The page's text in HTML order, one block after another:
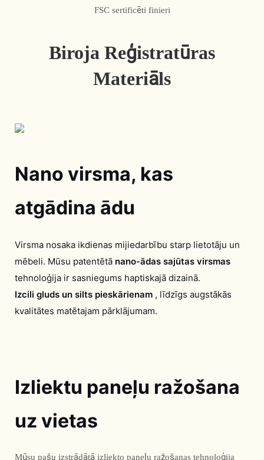
FSC sertificēti finieri
Biroja Reģistratūras
Materiāls
Nano virsma, kas
atgādina ādu
Virsma nosaka ikdienas mijiedarbību starp lietotāju un
mēbeli. Mūsu patentētā nano-ādas sajūtas virsmas
tehnoloģija ir sasniegums haptiskajā dizainā.
Izcili gluds un silts pieskārienam , līdzīgs augstākās
kvalitātes matētajam pārklājumam.
Izliektu paneļu ražošana
uz vietas
Mūsu pašu izstrādātā izliekto paneļu ražošanas tehnoloģija